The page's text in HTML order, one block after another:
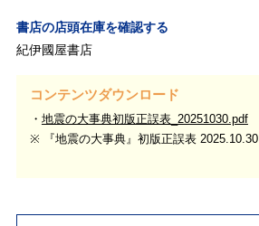
書店の店頭在庫を確認する
紀伊國屋書店
コンテンツダウンロード
地震の大事典初版正誤表_20251030.pdf
※ 『地震の大事典』初版正誤表 2025.10.30